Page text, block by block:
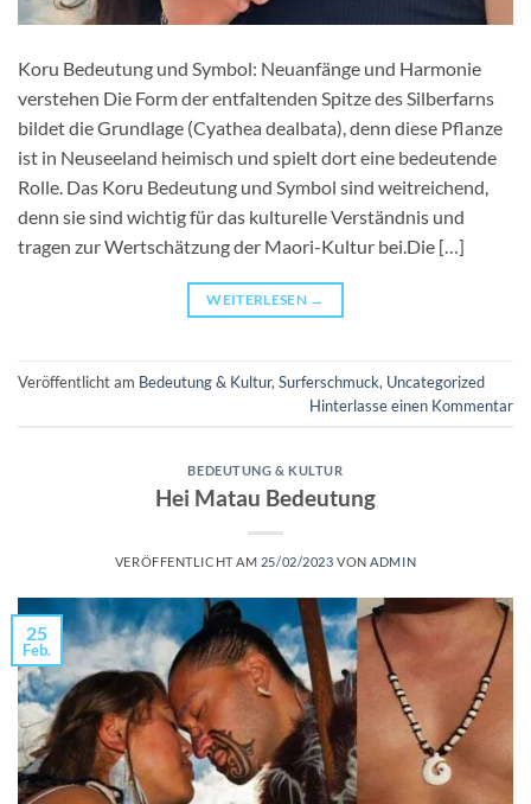
Koru Bedeutung und Symbol: Neuanfänge und Harmonie
verstehen Die Form der entfaltenden Spitze des Silberfarns
bildet die Grundlage (Cyathea dealbata), denn diese Pflanze
ist in Neuseeland heimisch und spielt dort eine bedeutende
Rolle. Das Koru Bedeutung und Symbol sind weitreichend,
denn sie sind wichtig für das kulturelle Verständnis und
tragen zur Wertschätzung der Maori-Kultur bei.Die […]
WEITERLESEN →
Veröffentlicht am Bedeutung & Kultur, Surferschmuck, Uncategorized
Hinterlasse einen Kommentar
BEDEUTUNG & KULTUR
Hei Matau Bedeutung
VERÖFFENTLICHT AM 25/02/2023 VONADMIN
25
Feb.